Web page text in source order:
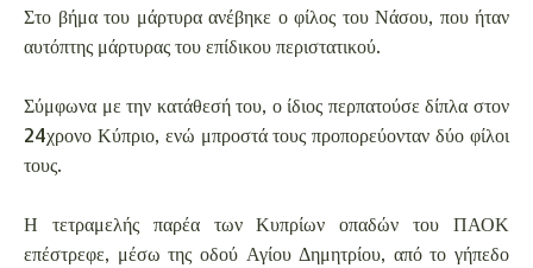
Στο βήμα του μάρτυρα ανέβηκε ο φίλος του Νάσου, που ήταν
αυτόπτης μάρτυρας του επίδικου περιστατικού.
Σύμφωνα με την κατάθεσή του, ο ίδιος περπατούσε δίπλα στον
24χρονο Κύπριο, ενώ μπροστά τους προπορεύονταν δύο φίλοι
τους.
Η τετραμελής παρέα των Κυπρίων οπαδών του ΠΑΟΚ
επέστρεφε, μέσω της οδού Αγίου Δημητρίου, από το γήπεδο